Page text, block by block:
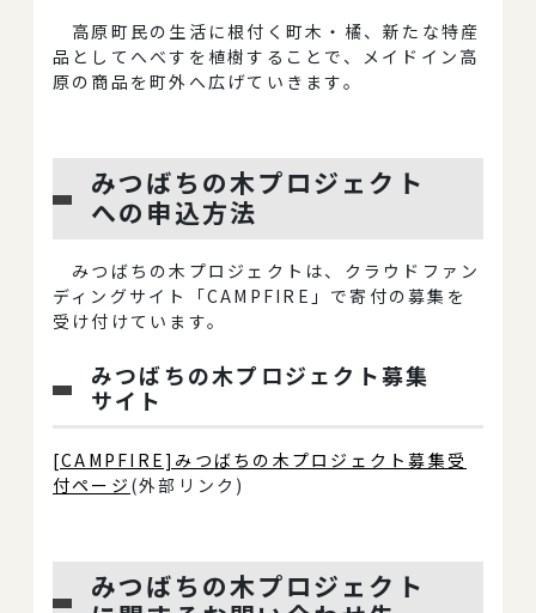
高原町民の生活に根付く町木・橘、新たな特産
品としてへべすを植樹することで、メイドイン高
原の商品を町外へ広げていきます。
みつばちの木プロジェクト
への申込方法
みつばちの木プロジェクトは、クラウドファン
ディングサイト「CAMPFIRE」で寄付の募集を
受け付けています。
みつばちの木プロジェクト募集
サイト
[CAMPFIRE]みつばちの木プロジェクト募集受
付ページ (外部リンク)
みつばちの木プロジェクト